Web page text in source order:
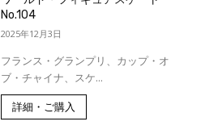
No.104
2025年12月3日
フランス・グランプリ、カップ・オ
ブ・チャイナ、スケ...
詳細・ご購入